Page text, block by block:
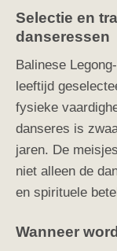
Selectie en
danseressen
Balinese
leeftijd
fysieke
danseres is
jaren. De
niet alleen de
en spirituele
Wanneer